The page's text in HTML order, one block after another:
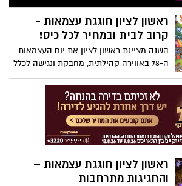
הזמר הישראלי האגדי אמיל זריהן מארח את
הכוכב המרוקאי העולה הישאם דינר למסע
מוזיקלי נדיר המגשר בין תרבויות ודורות
ניצוח: רועי אזולאי | ניהול אמנותי: אלעד לוי -
יום רביעי, 3 יוני 2026 ראשון לציון
ראשון לציון חוגגת עצמאות -
קרוב לבית ובמחיר לכל כיס!
השנה מציינת ראשון לציון את יום העצמאות
ה-78 באווירה קהילתית, מחבקת ונגישה לכלל
התושבים – עם 21 מתחמי חגיגה ברחבי העיר
ראשון לציון חוגגת עצמאות –
והחגיגות מתרחבות